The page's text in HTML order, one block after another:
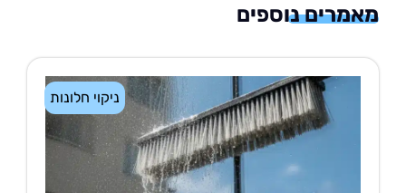
נוספים
ניקוי חלונות